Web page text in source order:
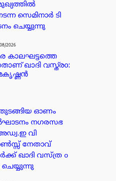
സെമിനാർ ടി
ചെയ്യുന്നു
2026
കാലഘട്ടത്തെ
ഖാദി വസ്ത്രo:
ഓണം
നഗരസഭ
വി
നേതാവ്
ഖാദി വസ്ത്ര o